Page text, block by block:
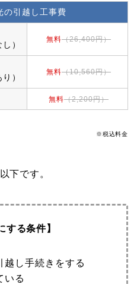
の引越し工事費
）
無料（26,400円）
）
無料（10,560円）
無料（2,200円）
※税込料金
下です。
する条件】
越し手続きをする
いる